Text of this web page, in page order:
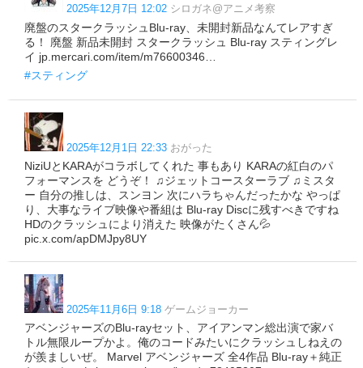
2025年12月7日 12:02 シロガネ@アニメ考察
廃盤のスタークラッシュBlu-ray、未開封新品なんてレアすぎ
る！ 廃盤 新品未開封 スタークラッシュ Blu-ray スティングレ
イ jp.mercari.com/item/m76600346…
#スティング
2025年12月1日 22:33 おがった
NiziUとKARAがコラボしてくれた 事もあり KARAの紅白のパ
フォーマンスを どうぞ！ ♫ジェットコースターラブ ♫ミスタ
ー 自分の推しは、スンヨン 次にハラちゃんだったかな やっぱ
り、大事なライブ映像や番組は Blu-ray Discに残すべきですね
HDのクラッシュにより消えた 映像がたくさん💦
pic.x.com/apDMJpy8UY
2025年11月6日 9:18 ゲームジョーカー
アベンジャーズのBlu-rayセット、アイアンマン総出演で家バ
トル無限ループかよ。俺のコードみたいにクラッシュしねえの
が羨ましいぜ。 Marvel アベンジャーズ 全4作品 Blu-ray＋純正